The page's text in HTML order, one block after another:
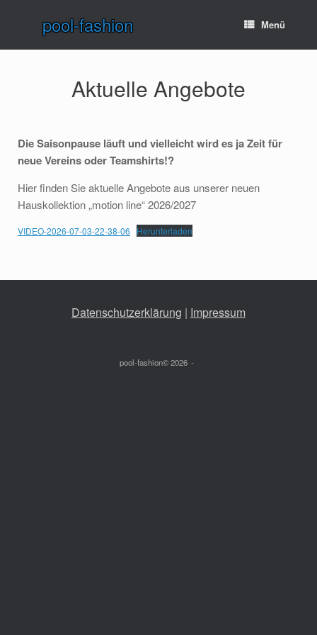
pool-fashion Menü
Aktuelle Angebote
Die Saisonpause läuft und vielleicht wird es ja Zeit für
neue Vereins oder Teamshirts!?
Hier finden Sie aktuelle Angebote aus unserer neuen
Hauskollektion „motion line“ 2026/2027
VIDEO-2026-07-03-22-38-06 Herunterladen
Datenschutzerklärung | Impressum
pool-fashion© 2026